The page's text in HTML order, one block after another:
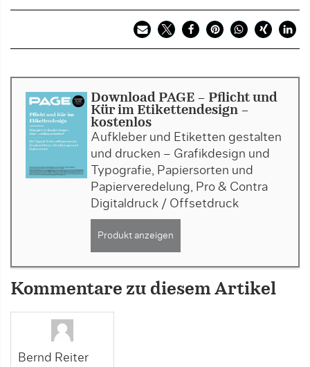
Download PAGE - Pflicht und
Kür im Etikettendesign -
kostenlos
Aufkleber und Etiketten gestalten
und drucken – Grafikdesign und
Typografie, Papiersorten und
Papierveredelung, Pro & Contra
Digitaldruck / Offsetdruck
Produkt anzeigen
Kommentare zu diesem Artikel
Bernd Reiter